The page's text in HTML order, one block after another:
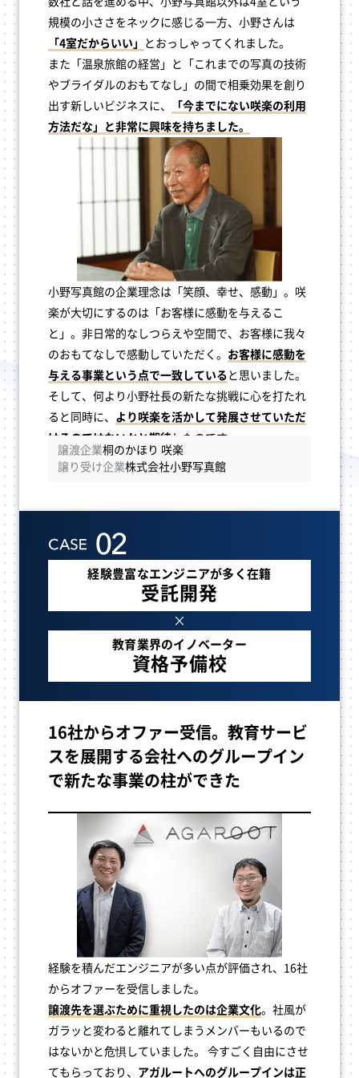
規模の小ささをネックに感じる一方、小野さんは
「4室だからいい」
とおっしゃってくれました。
また「温泉旅館の経営」と「これまでの写真の技術
やブライダルのおもてなし」の間で相乗効果を創り
出す新しいビジネスに、
「今までにない咲楽の利用
方法だな」と非常に興味を持ちました。
小野写真館の企業理念は「笑顔、幸せ、感動」。咲
楽が大切にするのは「お客様に感動を与えるこ
と」。非日常的なしつらえや空間で、お客様に我々
のおもてなしで感動していただく。 お客様に感動を
与える事業という点で一致している と思いました。
そして、何より小野社長の新たな挑戦に心を打たれ
ると同時に、 より咲楽を活かして発展させていただ
けるのではないかと期待 したのです。
譲渡企業桐のかほり 咲楽
譲り受け企業株式会社小野写真館
経験豊富なエンジニアが多く在籍
受託開発
×
教育業界のイノベーター
資格予備校
16社からオファー受信。教育サービ
スを展開する会社へのグループイン
で新たな事業の柱ができた
経験を積んだエンジニアが多い点が評価され、16社
からオファーを受信しました。
譲渡先を選ぶために重視したのは企業文化。社風が
ガラッと変わると離れてしまうメンバーもいるので
はないかと危惧していました。 今すごく自由にさせ
てもらっており、 アガルートへのグループインは正